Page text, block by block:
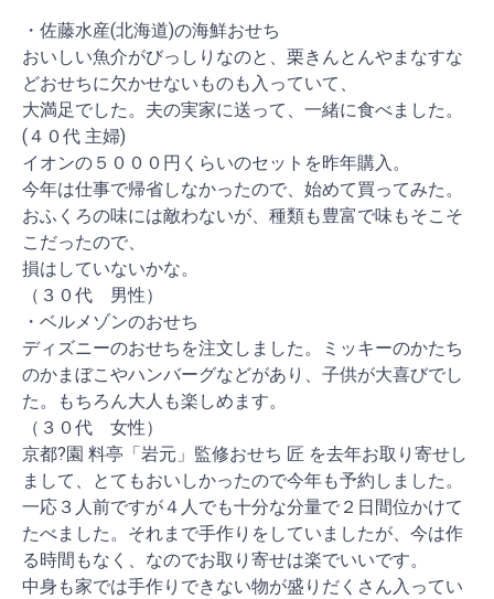
・佐藤水産(北海道)の海鮮おせち
おいしい魚介がびっしりなのと、栗きんとんやまなすな
どおせちに欠かせないものも入っていて、
大満足でした。夫の実家に送って、一緒に食べました。
(４０代 主婦)
イオンの５０００円くらいのセットを昨年購入。
今年は仕事で帰省しなかったので、始めて買ってみた。
おふくろの味には敵わないが、種類も豊富で味もそこそ
こだったので、
損はしていないかな。
（３０代 男性）
・ベルメゾンのおせち
ディズニーのおせちを注文しました。ミッキーのかたち
のかまぼこやハンバーグなどがあり、子供が大喜びでし
た。もちろん大人も楽しめます。
（３０代 女性）
京都?園 料亭「岩元」監修おせち 匠 を去年お取り寄せし
まして、とてもおいしかったので今年も予約しました。
一応３人前ですが４人でも十分な分量で２日間位かけて
たべました。それまで手作りをしていましたが、今は作
る時間もなく、なのでお取り寄せは楽でいいです。
中身も家では手作りできない物が盛りだくさん入ってい